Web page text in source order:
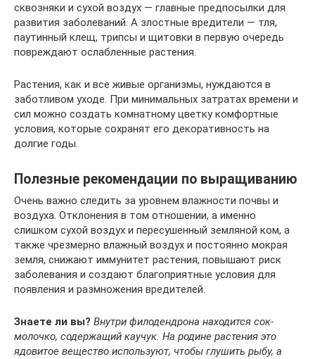
сквозняки и сухой воздух — главные предпосылки для
развития заболеваний. А злостные вредители — тля,
паутинный клещ, трипсы и щитовки в первую очередь
повреждают ослабленные растения.
Растения, как и все живые организмы, нуждаются в
заботливом уходе. При минимальных затратах времени и
сил можно создать комнатному цветку комфортные
условия, которые сохранят его декоративность на
долгие годы.
Полезные рекомендации по выращиванию
Очень важно следить за уровнем влажности почвы и
воздуха. Отклонения в том отношении, а именно
слишком сухой воздух и пересушенный земляной ком, а
также чрезмерно влажный воздух и постоянно мокрая
земля, снижают иммунитет растения, повышают риск
заболевания и создают благоприятные условия для
появления и размножения вредителей.
Знаете ли вы? Внутри филодендрона находится сок-
молочко, содержащий каучук. На родине растения это
ядовитое вещество используют, чтобы глушить рыбу, а